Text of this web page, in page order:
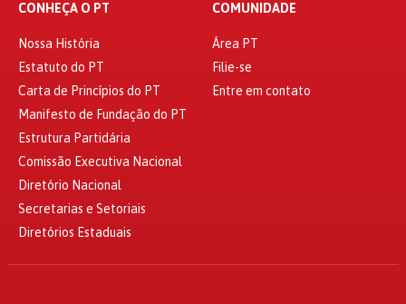
CONHEÇA O PT
Nossa História
Estatuto do PT
Carta de Princípios do PT
Manifesto de Fundação do PT
Estrutura Partidária
Comissão Executiva Nacional
Diretório Nacional
Secretarias e Setoriais
Diretórios Estaduais
COMUNIDADE
Área PT
Filie-se
Entre em contato